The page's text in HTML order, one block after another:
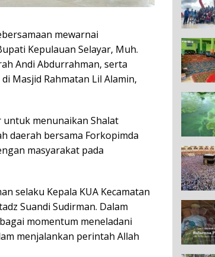
mewarnai
Kepulauan Selayar, Muh.
Andi Abdurrahman, serta
Masjid Rahmatan Lil Alamin,
untuk menunaikan Shalat
daerah bersama Forkopimda
masyarakat pada
selaku Kepala KUA Kecamatan
Suandi Sudirman. Dalam
momentum meneladani
menjalankan perintah Allah